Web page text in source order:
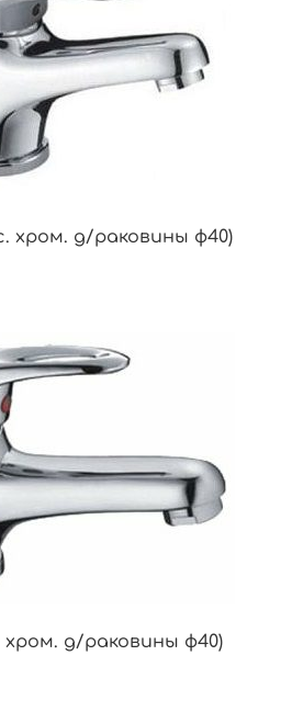
хром. д/раковины ф40)
хром. д/раковины ф40)